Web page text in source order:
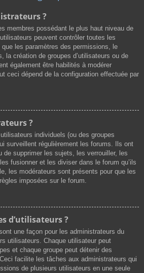
?
membres possédant le plus haut niveau de
peuvent contrôler toutes les
les paramètres des permissions, le
la création de groupes d’utilisateurs ou de
également être habilités à modérer
ceci dépend de la configuration effectuée par
?
individuels (ou des groupes
surveillent régulièrement les forums. Ils ont
de supprimer les sujets, les verrouiller, les
fusionner et les diviser dans le forum qu’ils
les modérateurs sont présents pour que les
imposées sur le forum.
d’utilisateurs ?
une façon pour les administrateurs du
utilisateurs. Chaque utilisateur peut
et chaque groupe peut détenir des
facilite les tâches aux administrateurs qui
de plusieurs utilisateurs en une seule